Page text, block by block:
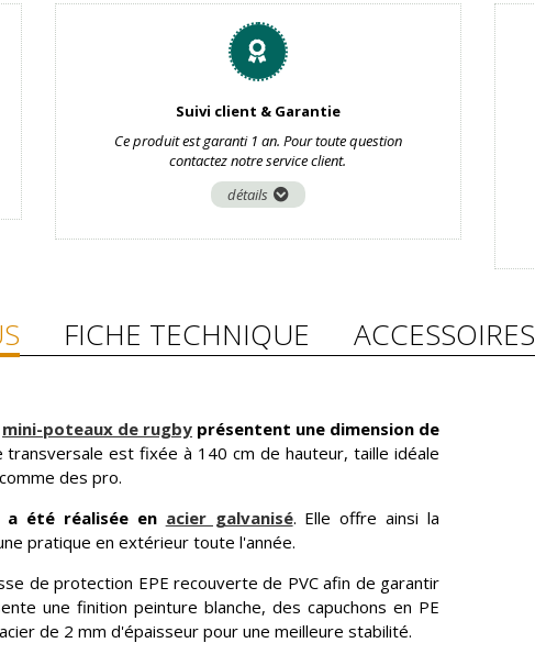
Suivi client & Garantie
Ce produit est garanti 1 an. Pour toute question
contactez notre service client.
détails
FICHE TECHNIQUE ACCESSOIRES
mini-poteaux de rugby présentent une dimension de
transversale est fixée à 140 cm de hauteur, taille idéale
des pro.
a été réalisée en acier galvanisé. Elle offre ainsi la
pratique en extérieur toute l'année.
de protection EPE recouverte de PVC afin de garantir
une finition peinture blanche, des capuchons en PE
de 2 mm d'épaisseur pour une meilleure stabilité.